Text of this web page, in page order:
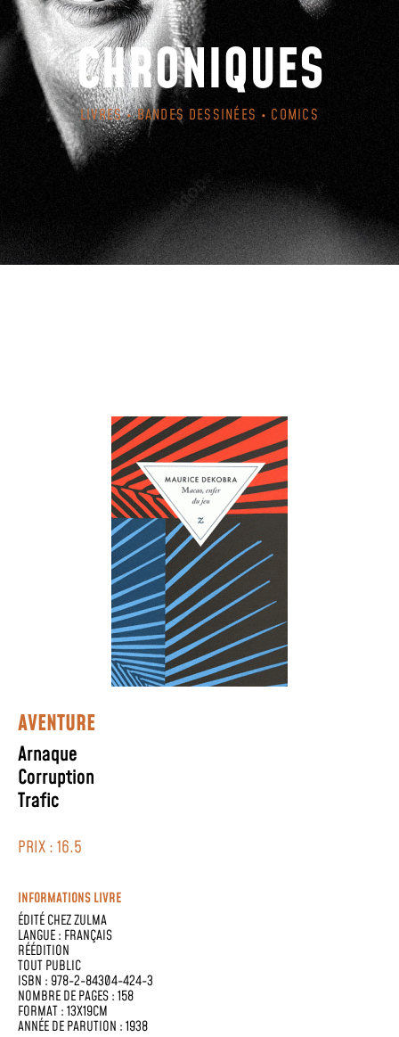
CHRONIQUES
LIVRES • BANDES DESSINÉES • COMICS
AVENTURE
Arnaque
Corruption
Trafic
PRIX : 16.5
INFORMATIONS LIVRE
ÉDITÉ CHEZZULMA
LANGUE : FRANÇAIS
RÉÉDITION
TOUT PUBLIC
ISBN : 978-2-84304-424-3
NOMBRE DE PAGES : 158
FORMAT : 13X19CM
ANNÉE DE PARUTION : 1938